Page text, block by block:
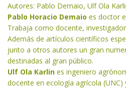
Autores: Pablo Demaio, Ulf Ola
Pablo Horacio Demaio es doctor
Trabaja como docente,
Además de artículos científicos
junto a otros autores un gran
destinadas al gran público.
Ulf Ola Karlin es ingeniero
docente en ecología agrícola